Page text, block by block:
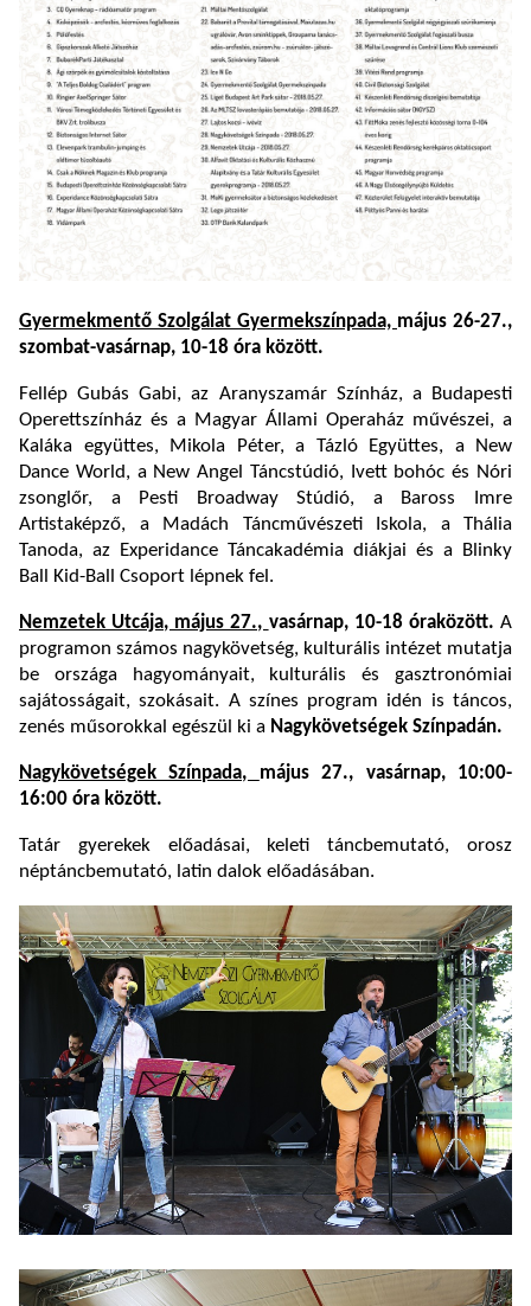
Gyermekmentő Szolgálat Gyermekszínpada, május 26-27.,
szombat-vasárnap, 10-18 óra között.
Fellép Gubás Gabi, az Aranyszamár Színház, a Budapesti
Operettszínház és a Magyar Állami Operaház művészei, a
Kaláka együttes, Mikola Péter, a Tázló Együttes, a New
Dance World, a New Angel Táncstúdió, Ivett bohóc és Nóri
zsonglőr, a Pesti Broadway Stúdió, a Baross Imre
Artistaképző, a Madách Táncművészeti Iskola, a Thália
Tanoda, az Experidance Táncakadémia diákjai és a Blinky
Ball Kid-Ball Csoport lépnek fel.
Nemzetek Utcája, május 27., vasárnap, 10-18 óraközött. A
programon számos nagykövetség, kulturális intézet mutatja
be országa hagyományait, kulturális és gasztronómiai
sajátosságait, szokásait. A színes program idén is táncos,
zenés műsorokkal egészül ki a Nagykövetségek Színpadán.
Nagykövetségek Színpada, május 27., vasárnap, 10:00-
16:00 óra között.
Tatár gyerekek előadásai, keleti táncbemutató, orosz
néptáncbemutató, latin dalok előadásában.